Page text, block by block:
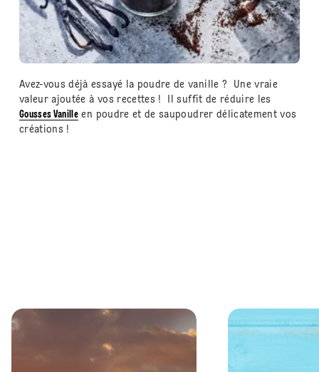
Avez-vous déjà essayé la poudre de vanille ? Une vraie
valeur ajoutée à vos recettes ! Il suffit de réduire les
Gousses Vanille en poudre et de saupoudrer délicatement vos
créations !